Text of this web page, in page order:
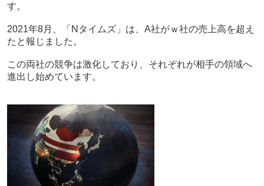
す。
2021年8月、「Nタイムズ」は、A社がｗ社の売上高を超え
たと報じました。
この両社の競争は激化しており、それぞれが相手の領域へ
進出し始めています。